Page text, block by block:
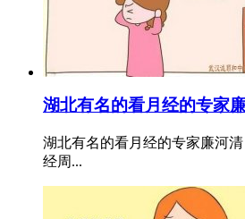
湖北有名的看月经的专家
湖北有名的看月经的专家廉河
经周...